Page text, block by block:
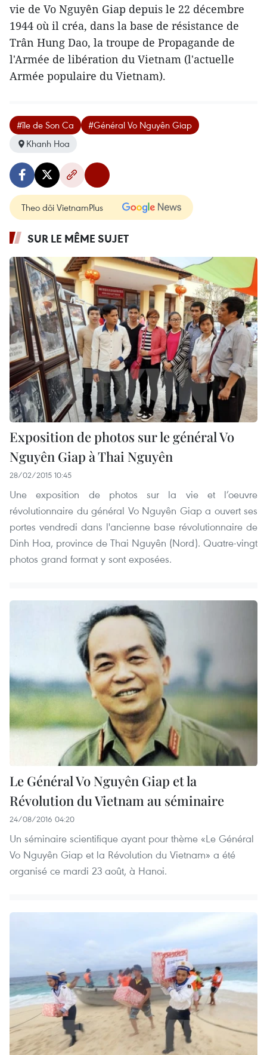
vie de Vo Nguyên Giap depuis le 22 décembre
1944 où il créa, dans la base de résistance de
Trân Hung Dao, la troupe de Propagande de
l'Armée de libération du Vietnam (l'actuelle
Armée populaire du Vietnam).
#île de Son Ca
#Général Vo Nguyên Giap
Khanh Hoa
Theo dõi VietnamPlus
SUR LE MÊME SUJET
Exposition de photos sur le général Vo
Nguyên Giap à Thai Nguyên
28/02/2015 10:45
Une exposition de photos sur la vie et l’oeuvre
révolutionnaire du général Vo Nguyên Giap a ouvert ses
portes vendredi dans l'ancienne base révolutionnaire de
Dinh Hoa, province de Thai Nguyên (Nord). Quatre-vingt
photos grand format y sont exposées.
Le Général Vo Nguyên Giap et la
Révolution du Vietnam au séminaire
24/08/2016 04:20
Un séminaire scientifique ayant pour thème «Le Général
Vo Nguyên Giap et la Révolution du Vietnam» a été
organisé ce mardi 23 août, à Hanoi.